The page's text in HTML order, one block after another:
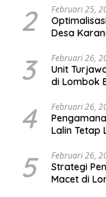
2 Februari 25,
Desa
3 Februari 26,
Unit
di Lombok
4 Februari 26,
Lalin Tetap
5 Februari 26,
Strategi
Macet di